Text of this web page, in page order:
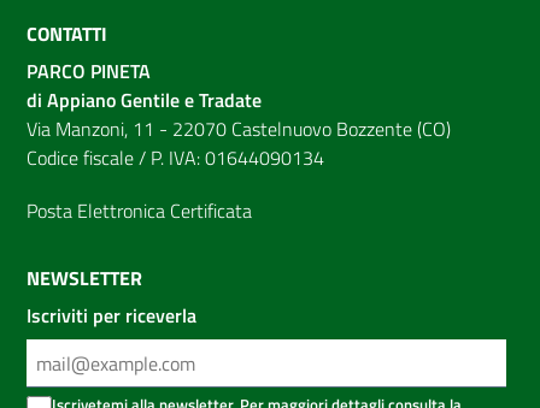
CONTATTI
PARCO PINETA
di Appiano Gentile e Tradate
Via Manzoni, 11 - 22070 Castelnuovo Bozzente (CO)
Codice fiscale / P. IVA: 01644090134
Posta Elettronica Certificata
NEWSLETTER
Iscriviti per riceverla